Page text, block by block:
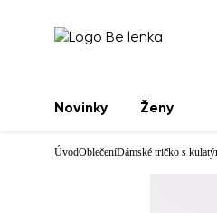
Novinky Ženy
ÚvodOblečeníDámské tričko s